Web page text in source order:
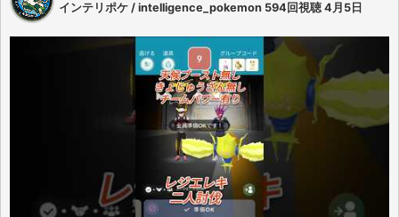
インテリポケ / intelligence_pokemon 594回視聴 4月5日